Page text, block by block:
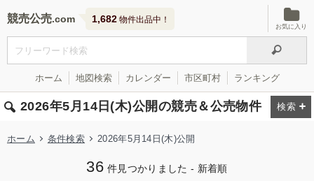
競売公売 1,682 物件出品中！
お気に入り
ホーム 地図検索 カレンダー 市区町村 ランキング
2026年5月14日(木)公開の競売＆公売物件
ホーム 条件検索 2026年5月14日(木)公開
36 件見つかりました - 新着順